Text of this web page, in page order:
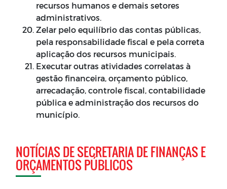
recursos humanos e demais setores
administrativos.
Zelar pelo equilíbrio das contas públicas,
pela responsabilidade fiscal e pela correta
aplicação dos recursos municipais.
Executar outras atividades correlatas à
gestão financeira, orçamento público,
arrecadação, controle fiscal, contabilidade
pública e administração dos recursos do
município.
NOTÍCIAS DE SECRETARIA DE FINANÇAS E
ORÇAMENTOS PÚBLICOS